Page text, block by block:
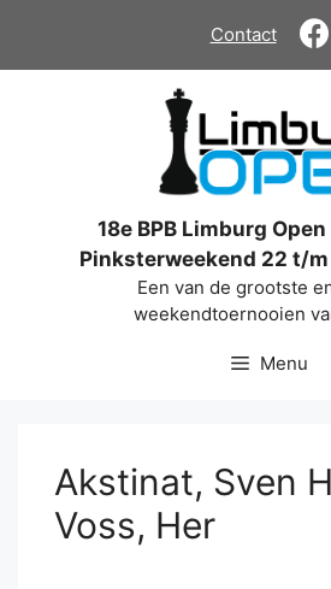
de
Contact
18e BPB Limburg
Pinksterweekend 22 t/
Een van de grootste
weekendtoernooien
Menu
Akstinat, Sven
Voss, Her